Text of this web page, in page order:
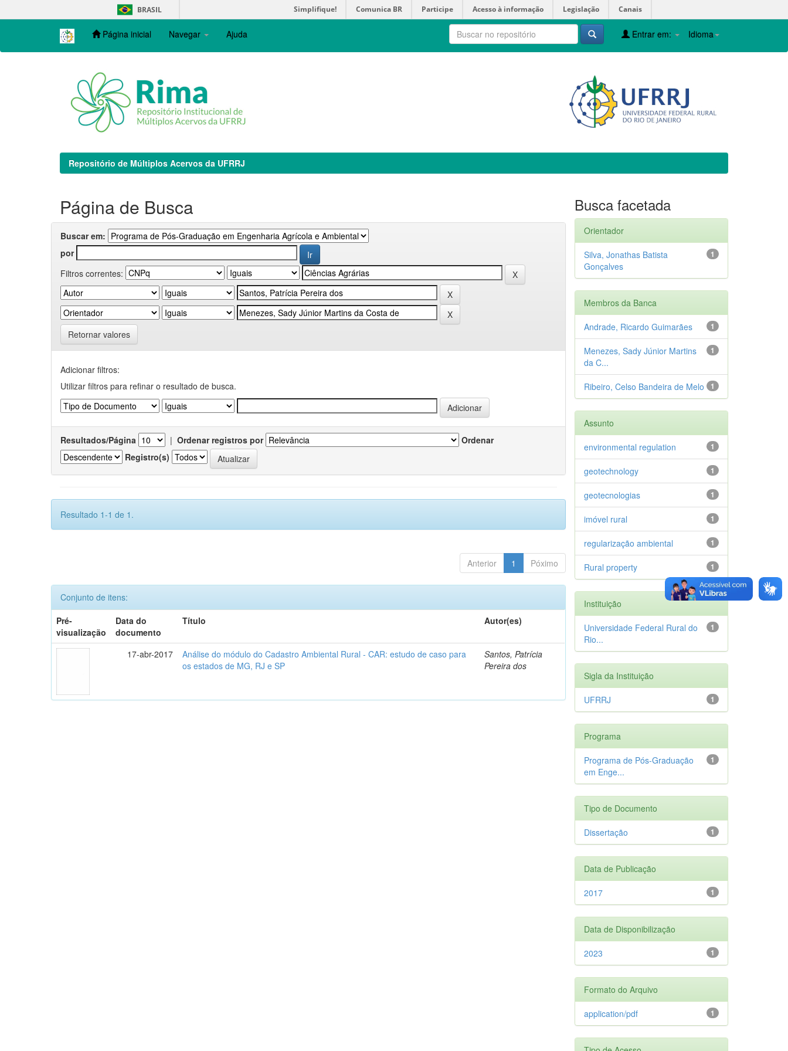
navigation
BRASIL Simplifique! Comunica BR Participe Acesso à informação Legislação Canais
Página inicial Navegar Ajuda Idioma
Entrar em:
Repositório de Múltiplos Acervos da UFRRJ
Página de Busca
Buscar em:
por
Filtros correntes:
Retornar valores
Adicionar filtros:
Utilizar filtros para refinar o resultado de busca.
Resultados/Página | Ordenar registros por
Ordenar
Registro(s)
Resultado 1-1 de 1.
Anterior 1 Póximo
Conjunto de itens:
Pré-
visualização
Data do
documento
Título Autor(es)
17-abr-2017
Análise do módulo do Cadastro Ambiental Rural - CAR: estudo de caso para
os estados de MG, RJ e SP
Santos, Patrícia
Pereira dos
Busca facetada
Orientador
1
Silva, Jonathas Batista
Gonçalves
Membros da Banca
1
Andrade, Ricardo Guimarães
1
Menezes, Sady Júnior Martins
da C...
1
Ribeiro, Celso Bandeira de Melo
Assunto
1
environmental regulation
1
geotechnology
1
geotecnologias
1
imóvel rural
1
regularização ambiental
1
Rural property
Instituição
1
Universidade Federal Rural do
Rio...
Sigla da Instituição
1
UFRRJ
Programa
1
Programa de Pós-Graduação
em Enge...
Tipo de Documento
1
Dissertação
Data de Publicação
1
2017
Data de Disponibilização
1
2023
Formato do Arquivo
1
application/pdf